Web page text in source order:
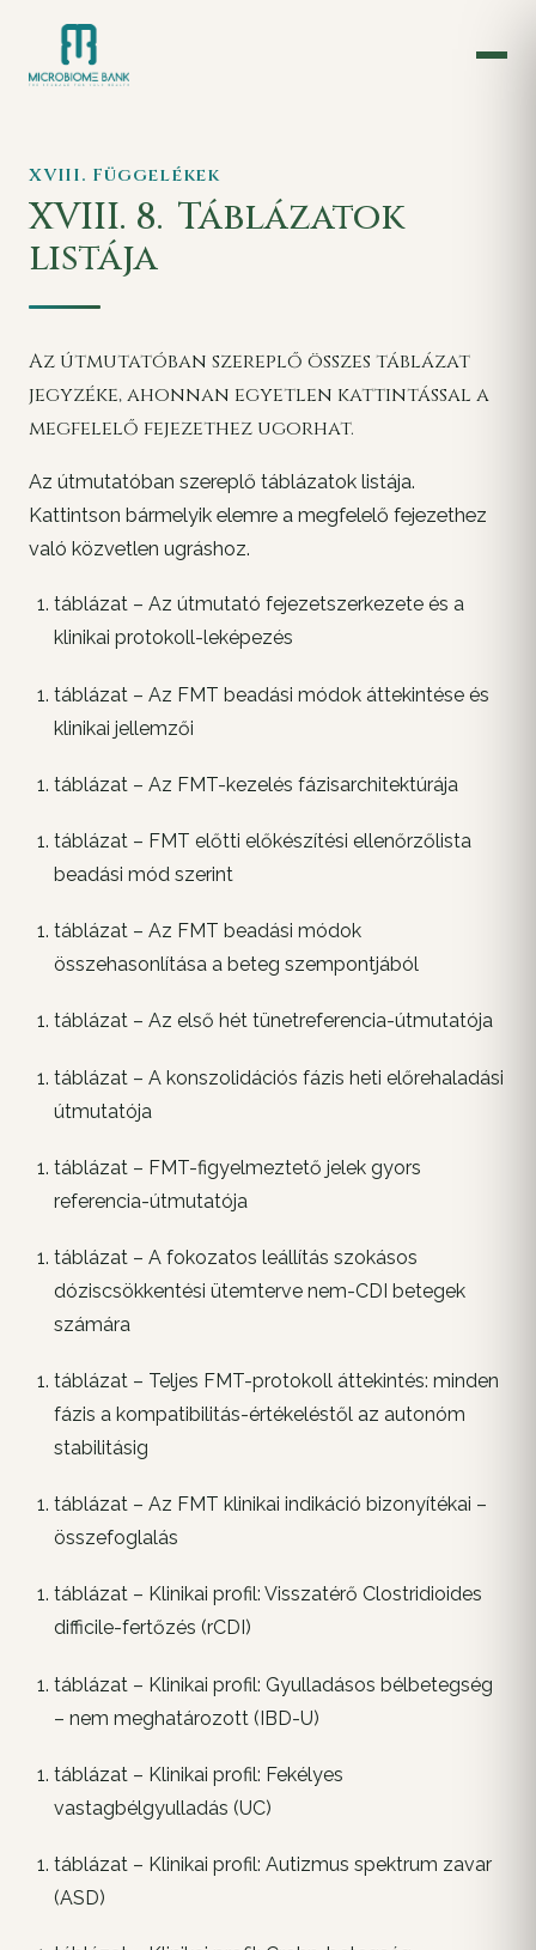
XVIII. Függelékek
XVIII. 8. Táblázatok
listája
Az útmutatóban szereplő összes táblázat
jegyzéke, ahonnan egyetlen kattintással a
megfelelő fejezethez ugorhat.
Az útmutatóban szereplő táblázatok listája.
Kattintson bármelyik elemre a megfelelő fejezethez
való közvetlen ugráshoz.
táblázat – Az útmutató fejezetszerkezete és a
klinikai protokoll-leképezés
táblázat – Az FMT beadási módok áttekintése és
klinikai jellemzői
táblázat – Az FMT-kezelés fázisarchitektúrája
táblázat – FMT előtti előkészítési ellenőrzőlista
beadási mód szerint
táblázat – Az FMT beadási módok
összehasonlítása a beteg szempontjából
táblázat – Az első hét tünetreferencia-útmutatója
táblázat – A konszolidációs fázis heti előrehaladási
útmutatója
táblázat – FMT-figyelmeztető jelek gyors
referencia-útmutatója
táblázat – A fokozatos leállítás szokásos
dóziscsökkentési ütemterve nem-CDI betegek
számára
táblázat – Teljes FMT-protokoll áttekintés: minden
fázis a kompatibilitás-értékeléstől az autonóm
stabilitásig
táblázat – Az FMT klinikai indikáció bizonyítékai –
összefoglalás
táblázat – Klinikai profil: Visszatérő Clostridioides
difficile-fertőzés (rCDI)
táblázat – Klinikai profil: Gyulladásos bélbetegség
– nem meghatározott (IBD-U)
táblázat – Klinikai profil: Fekélyes
vastagbélgyulladás (UC)
táblázat – Klinikai profil: Autizmus spektrum zavar
(ASD)